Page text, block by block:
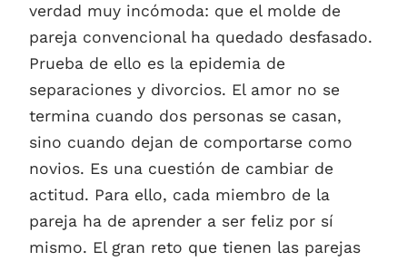
verdad muy incómoda: que el molde de
pareja convencional ha quedado desfasado.
Prueba de ello es la epidemia de
separaciones y divorcios. El amor no se
termina cuando dos personas se casan,
sino cuando dejan de comportarse como
novios. Es una cuestión de cambiar de
actitud. Para ello, cada miembro de la
pareja ha de aprender a ser feliz por sí
mismo. El gran reto que tienen las parejas